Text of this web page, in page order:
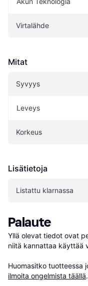
Virtalähde
Mitat
Syvyys
Leveys
Korkeus
Lisätietoja
Listattu klarnassa
Palaute
Yllä olevat tiedot ovat
niitä kannattaa käyttää
Huomasitko tuotteessa
ilmoita ongelmista täällä.